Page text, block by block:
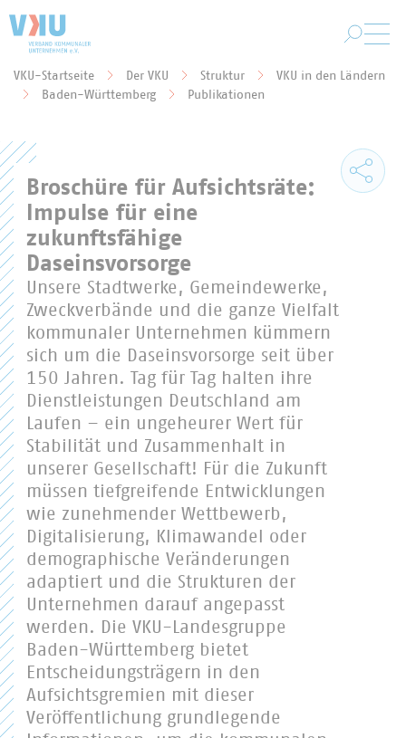
Sie befinden sich hier:
VKU-Startseite Der VKU Struktur
VKU in den Ländern
Baden-Württemberg
Publikationen
Broschüre für Aufsichtsräte:
Impulse für eine
zukunftsfähige
Daseinsvorsorge
Unsere Stadtwerke, Gemeindewerke,
Zweckverbände und die ganze Vielfalt
kommunaler Unternehmen kümmern
sich um die Daseinsvorsorge seit über
150 Jahren. Tag für Tag halten ihre
Dienstleistungen Deutschland am
Laufen – ein ungeheurer Wert für
Stabilität und Zusammenhalt in
unserer Gesellschaft! Für die Zukunft
müssen tiefgreifende Entwicklungen
wie zunehmender Wettbewerb,
Digitalisierung, Klimawandel oder
demographische Veränderungen
adaptiert und die Strukturen der
Unternehmen darauf angepasst
werden. Die VKU-Landesgruppe
Baden-Württemberg bietet
Entscheidungsträgern in den
Aufsichtsgremien mit dieser
Veröffentlichung grundlegende